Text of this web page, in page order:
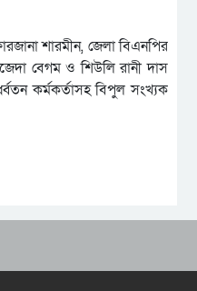
শারমীন, জেলা বিএনপির
বেগম ও শিউলি রানী দাস
কর্মকর্তাসহ বিপুল সংখ্যক